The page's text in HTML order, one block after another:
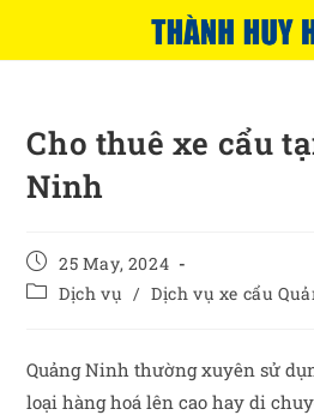
Cho thuê xe cẩu
Ninh
25 May, 2024
Dịch vụ / Dịch vụ xe cẩu
Quảng Ninh thường xuyên sử
loại hàng hoá lên cao hay di